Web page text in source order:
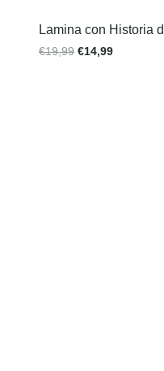
Lamina con Historia
€19,99 €14,99